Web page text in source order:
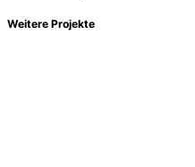
/ Weitere Projekte